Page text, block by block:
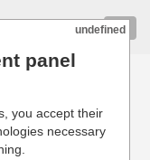
professionnels
undefined
panel
you accept their
necessary